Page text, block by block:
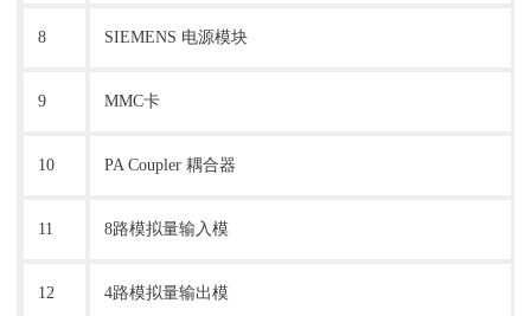
8 SIEMENS 电源模块
9 MMC卡
10 PA Coupler 耦合器
11 8路模拟量输入模
12 4路模拟量输出模